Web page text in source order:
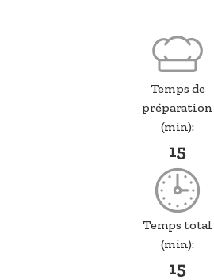
Temps de
préparation
(min):
15
Temps total
(min):
15